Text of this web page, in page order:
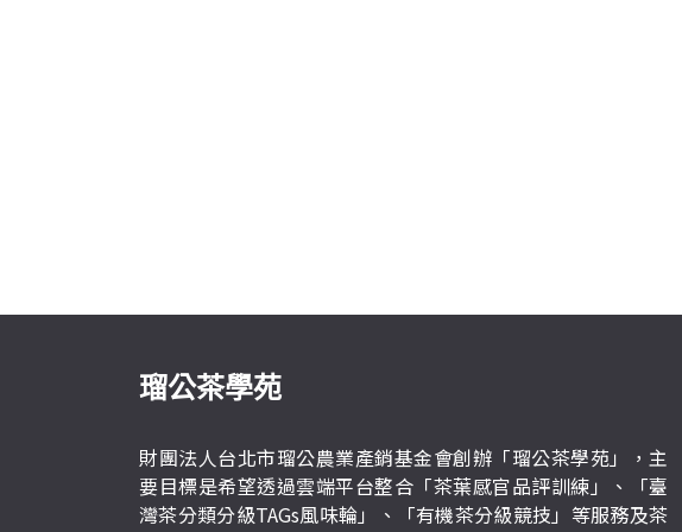
瑠公茶學苑
財團法人台北市瑠公農業產銷基金會創辦「瑠公茶學苑」，主
要目標是希望透過雲端平台整合「茶葉感官品評訓練」、「臺
灣茶分類分級TAGs風味輪」、「有機茶分級競技」等服務及茶